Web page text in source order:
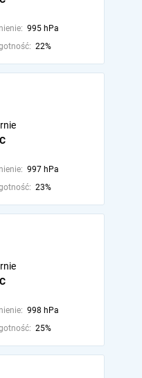
995 hPa
22%
997 hPa
23%
998 hPa
25%